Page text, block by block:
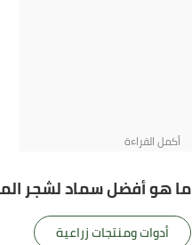
ما هو أفضل سماد لشجر
أدوات ومنتجات زراعية